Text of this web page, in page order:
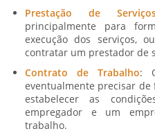
Prestação de
principalmente para
execução dos serviços,
contratar um prestador de
Contrato de Trabalho:
eventualmente precisar de
estabelecer as
empregador e um
trabalho.